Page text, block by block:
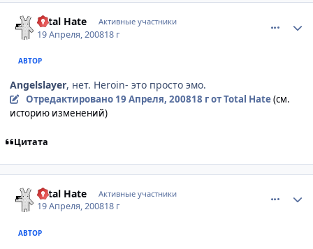
Total Hate Активные участники
19 Апреля, 200818 г
АВТОР
Angelslayer, нет. Heroin- это просто эмо.
Отредактировано 19 Апреля, 200818 гот Total Hate(см.
историю изменений)
Цитата
Total Hate Активные участники
19 Апреля, 200818 г
АВТОР